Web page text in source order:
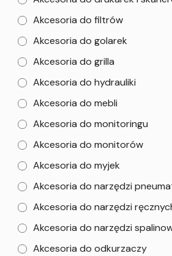
Akcesoria do filtrów
Akcesoria do golarek
Akcesoria do grilla
Akcesoria do hydrauliki
Akcesoria do mebli
Akcesoria do monitoringu
Akcesoria do monitorów
Akcesoria do myjek
Akcesoria do narzędzi
Akcesoria do narzędzi
Akcesoria do narzędzi
Akcesoria do odkurzaczy